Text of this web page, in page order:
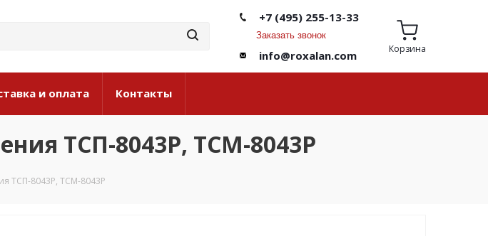
+7 (495) 255-13-33
Заказать звонок
info@roxalan.com Корзина
и оплата Контакты
ТСП-8043Р, ТСМ-8043Р
ТСП-8043Р, ТСМ-8043Р